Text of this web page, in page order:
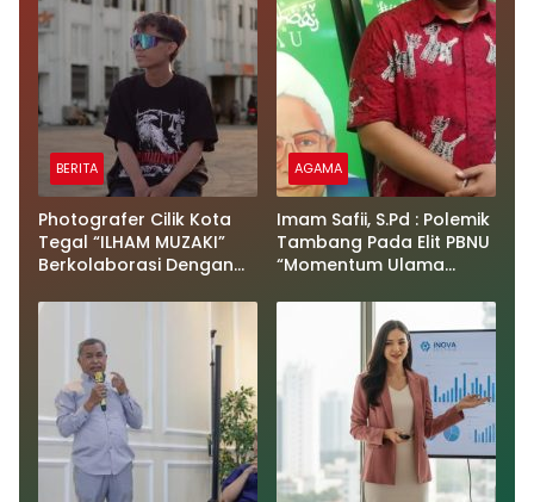
BERITA
Photografer Cilik Kota
Tegal “ILHAM MUZAKI”
Berkolaborasi Dengan
& Sutradara Winda
Mustiana” di (UMAH
TABEBUYA)
AGAMA
Imam Safii, S.Pd : Polemik
Tambang Pada Elit PBNU
“Momentum Ulama
Produktif Berkarya Dan
Mendorong Kemandirian
Ekonomi Umat Dari